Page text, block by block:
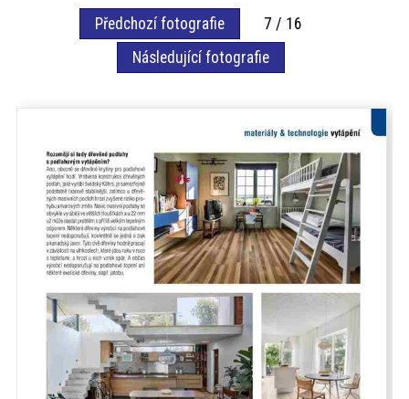
Předchozí fotografie
7 / 16
Následující fotografie